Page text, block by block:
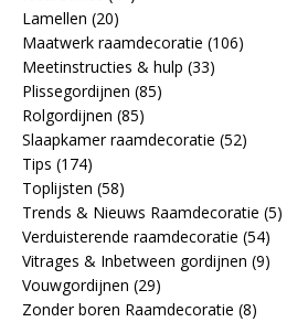
Lamellen (20)
Maatwerk raamdecoratie (106)
Meetinstructies & hulp (33)
Plissegordijnen (85)
Rolgordijnen (85)
Slaapkamer raamdecoratie (52)
Tips (174)
Toplijsten (58)
Trends & Nieuws Raamdecoratie (5)
Verduisterende raamdecoratie (54)
Vitrages & Inbetween gordijnen (9)
Vouwgordijnen (29)
Zonder boren Raamdecoratie (8)